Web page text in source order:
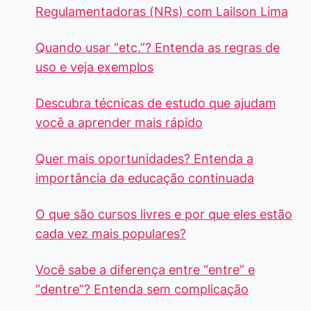
Regulamentadoras (NRs) com Lailson Lima
Quando usar “etc.”? Entenda as regras de
uso e veja exemplos
Descubra técnicas de estudo que ajudam
você a aprender mais rápido
Quer mais oportunidades? Entenda a
importância da educação continuada
O que são cursos livres e por que eles estão
cada vez mais populares?
Você sabe a diferença entre “entre” e
“dentre”? Entenda sem complicação